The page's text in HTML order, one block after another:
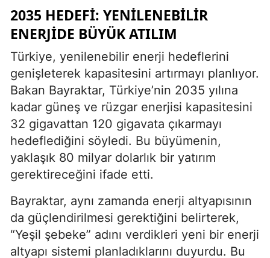
2035 HEDEFI: YENILENEBILIR
ENERJIDE BÜYÜK ATILIM
Türkiye, yenilenebilir enerji hedeflerini
genişleterek kapasitesini artırmayı planlıyor.
Bakan Bayraktar, Türkiye’nin 2035 yılına
kadar güneş ve rüzgar enerjisi kapasitesini
32 gigavattan 120 gigavata çıkarmayı
hedeflediğini söyledi. Bu büyümenin,
yaklaşık 80 milyar dolarlık bir yatırım
gerektireceğini ifade etti.
Bayraktar, aynı zamanda enerji altyapısının
da güçlendirilmesi gerektiğini belirterek,
“Yeşil şebeke” adını verdikleri yeni bir enerji
altyapı sistemi planladıklarını duyurdu. Bu